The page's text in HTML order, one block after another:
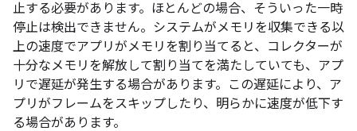
止する必要があります。ほとんどの場合、そういった一時
停止は検出できません。システムがメモリを収集できる以
上の速度でアプリがメモリを割り当てると、コレクターが
十分なメモリを解放して割り当てを満たしていても、アプ
リで遅延が発生する場合があります。この遅延により、ア
プリがフレームをスキップしたり、明らかに速度が低下す
る場合があります。